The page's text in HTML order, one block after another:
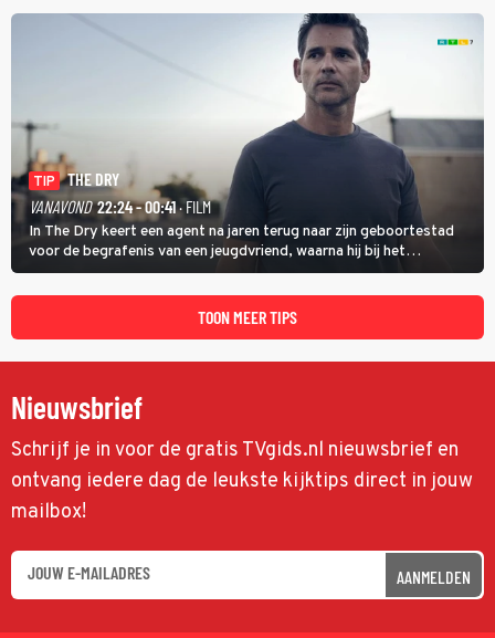
TIP
THE DRY
VANAVOND 22:24 - 00:41· FILM
In The Dry keert een agent na jaren terug naar zijn geboortestad
voor de begrafenis van een jeugdvriend, waarna hij bij het
onderzoeken van diens dood een verband begint te vermoeden
met een oude zaak.
TOON MEER TIPS
Nieuwsbrief
Schrijf je in voor de gratis TVgids.nl nieuwsbrief en
ontvang iedere dag de leukste kijktips direct in jouw
mailbox!
AANMELDEN